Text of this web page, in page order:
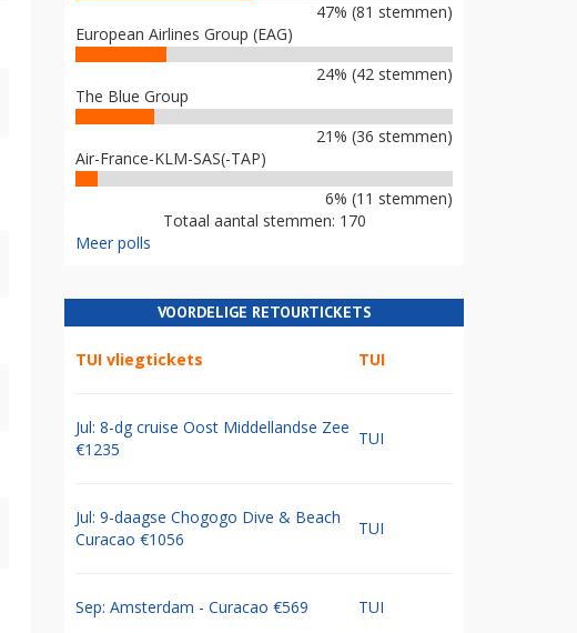
47% (81 stemmen)
European Airlines Group (EAG)
24% (42 stemmen)
The Blue Group
21% (36 stemmen)
Air-France-KLM-SAS(-TAP)
6% (11 stemmen)
Totaal aantal stemmen: 170
Meer polls
VOORDELIGE RETOURTICKETS
TUI vliegtickets TUI
Jul: 8-dg cruise Oost Middellandse Zee
€1235
TUI
Jul: 9-daagse Chogogo Dive & Beach
Curacao €1056
TUI
Sep: Amsterdam - Curacao €569 TUI